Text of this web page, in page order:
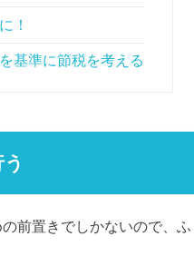
！
基準に節税を考える
前置きでしかないので、ふ